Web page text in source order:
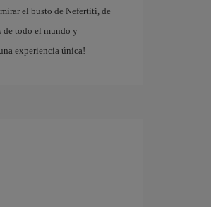
el busto de Nefertiti, de
de todo el mundo y
experiencia única!